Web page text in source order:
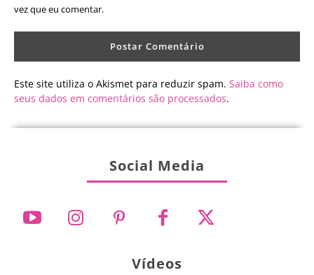
vez que eu comentar.
Este site utiliza o Akismet para reduzir spam. Saiba como
seus dados em comentários são processados.
Social Media
Vídeos